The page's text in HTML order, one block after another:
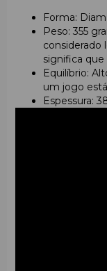
Forma:
Peso: 355
considerado
significa que
Equilíbrio:
um jogo
Espessura: